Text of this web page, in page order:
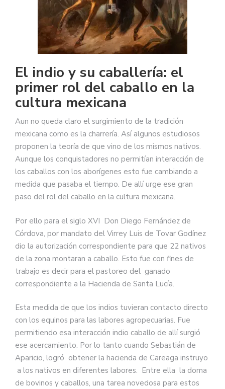
El indio y su caballería: el
primer rol del caballo en la
cultura mexicana
Aun no queda claro el surgimiento de la tradición
mexicana como es la charrería. Así algunos estudiosos
proponen la teoría de que vino de los mismos nativos.
Aunque los conquistadores no permitían interacción de
los caballos con los aborígenes esto fue cambiando a
medida que pasaba el tiempo. De allí urge ese gran
paso del rol del caballo en la cultura mexicana.
Por ello para el siglo XVI Don Diego Fernández de
Córdova, por mandato del Virrey Luis de Tovar Godínez
dio la autorización correspondiente para que 22 nativos
de la zona montaran a caballo. Esto fue con fines de
trabajo es decir para el pastoreo del ganado
correspondiente a la Hacienda de Santa Lucía.
Esta medida de que los indios tuvieran contacto directo
con los equinos para las labores agropecuarias. Fue
permitiendo esa interacción indio caballo de allí surgió
ese acercamiento. Por lo tanto cuando Sebastián de
Aparicio, logró obtener la hacienda de Careaga instruyo
a los nativos en diferentes labores. Entre ella la doma
de bovinos y caballos, una tarea novedosa para estos